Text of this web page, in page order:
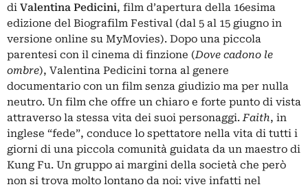
di Valentina Pedicini, film d’apertura della 16esima
edizione del Biografilm Festival (dal 5 al 15 giugno in
versione online su MyMovies). Dopo una piccola
parentesi con il cinema di finzione (Dove cadono le
ombre), Valentina Pedicini torna al genere
documentario con un film senza giudizio ma per nulla
neutro. Un film che offre un chiaro e forte punto di vista
attraverso la stessa vita dei suoi personaggi.Faith, in
inglese “fede”, conduce lo spettatore nella vita di tutti i
giorni di una piccola comunità guidata da un maestro di
Kung Fu. Un gruppo ai margini della società che però
non si trova molto lontano da noi: vive infatti nel